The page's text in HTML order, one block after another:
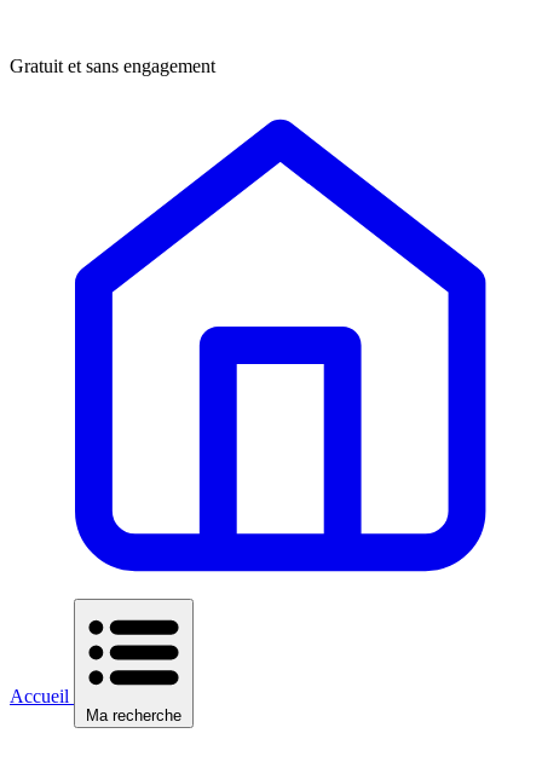
Gratuit et sans engagement
Accueil
Ma recherche